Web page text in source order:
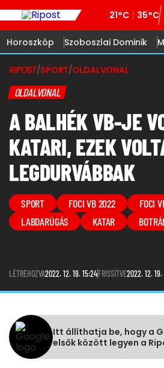
21°C 35°C
Horoszkóp Szoboszlai Dominik
RIPOST/SPORT/OLDALVONAL
OLDALVONAL
A BALHÉK VB-JE
KATARI, EZEK
LEGDURVÁBBAK
SPORT FOCI VB 2022
FOCI
LABDARÚGÁS
KATAR
LÉTREHOZVA2022. 12. 19. 15:24FRISSÍTVE2022. 12.
Itt állíthatja be, hogy a
elsők között legyen a